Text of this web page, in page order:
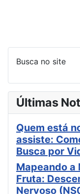
Busca no site
Últimas
Quem está
assiste:
Busca por
Mapeando a
Fruta:
Nervoso